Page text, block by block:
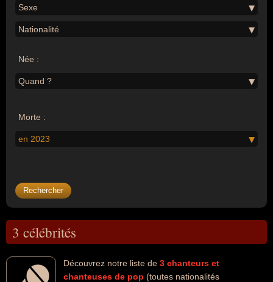
Sexe
Nationalité
Née :
Quand ?
Morte :
en 2023
3 célébrités
Découvrez notre liste de 3 chanteurs et
chanteuses de pop (toutes nationalités